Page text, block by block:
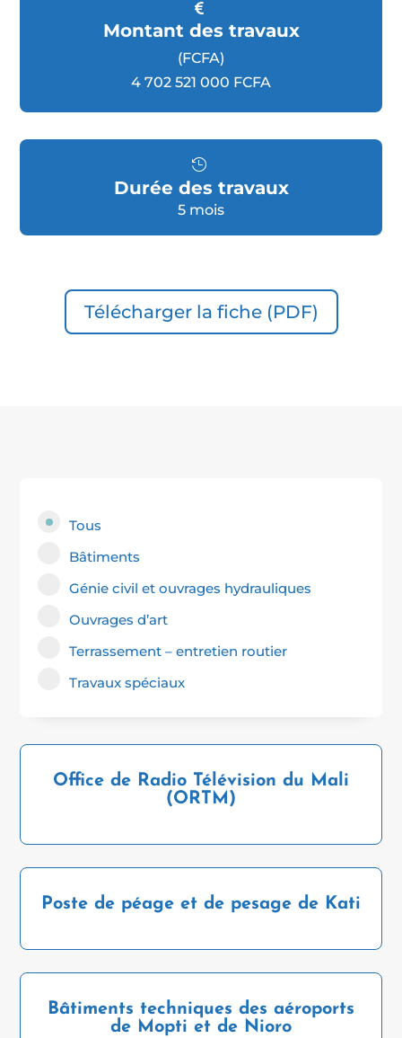
Montant des travaux
(FCFA)
4 702 521 000 FCFA
Durée des travaux
5 mois
Télécharger la fiche (PDF)
Tous
Bâtiments
Génie civil et ouvrages hydrauliques
Ouvrages d’art
Terrassement – entretien routier
Travaux spéciaux
Office de Radio Télévision du Mali
(ORTM)
Poste de péage et de pesage de Kati
Bâtiments techniques des aéroports
de Mopti et de Nioro